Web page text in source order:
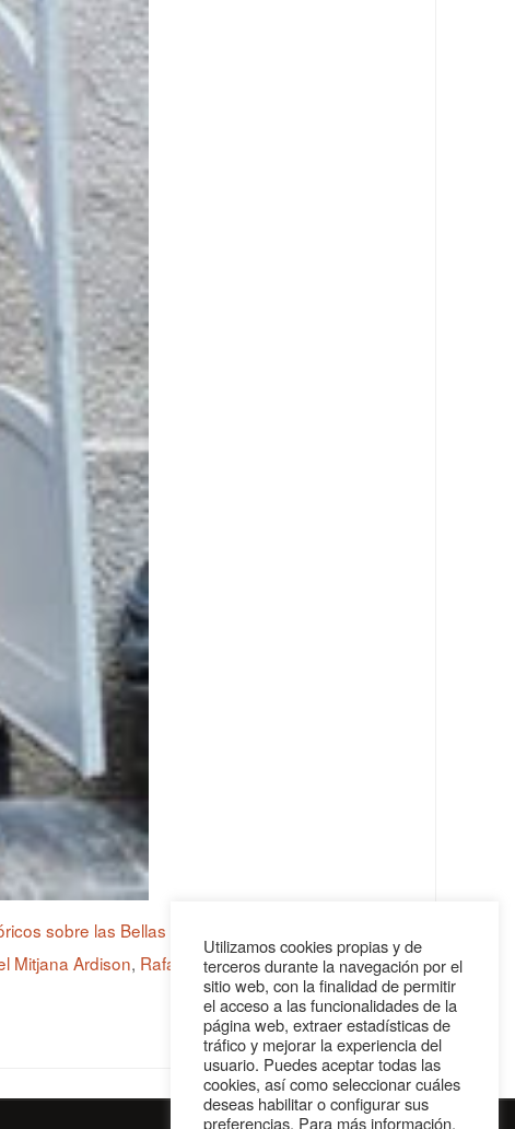
sobre las Bellas Artes de la Edad Media.
Mitjana Ardison, Rafael Mitjana Doblas,Rafael
Utilizamos cookies propias y de
terceros durante la navegación por el
sitio web, con la finalidad de permitir
el acceso a las funcionalidades de la
página web, extraer estadísticas de
tráfico y mejorar la experiencia del
usuario. Puedes aceptar todas las
cookies, así como seleccionar cuáles
deseas habilitar o configurar sus
preferencias. Para más información,